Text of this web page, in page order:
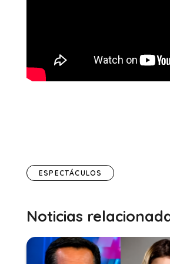
ESPECTÁCULOS
Noticias